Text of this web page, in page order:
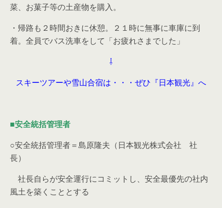
菜、お菓子等の土産物を購入。
・帰路も２時間おきに休憩。２１時に無事に車庫に到
着。全員でバス洗車をして「お疲れさまでした」
⇩
スキーツアーや雪山合宿は・・・ぜひ『日本観光』へ
■安全統括管理者
○安全統括管理者＝島原隆夫（日本観光株式会社 社
長）
社長自らが安全運行にコミットし、安全最優先の社内
風土を築くこととする